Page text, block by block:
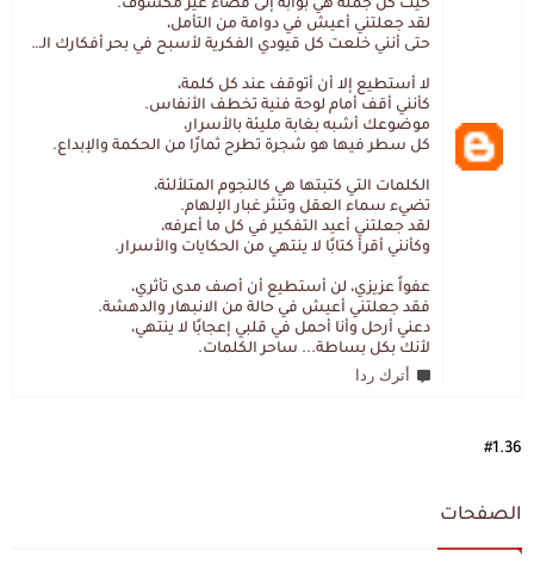
حيث كل جملة هي بوابة إلى فضاء غير مكشوف.
لقد جعلتني أعيش في دوامة من التأمل،
حتى أنني خلعت كل قيودي الفكرية لأسبح في بحر أفكارك العميق.
لا أستطيع إلا أن أتوقف عند كل كلمة،
كأنني أقف أمام لوحة فنية تخطف الأنفاس.
موضوعك أشبه بغابة مليئة بالأسرار،
كل سطر فيها هو شجرة تطرح ثمارًا من الحكمة والإبداع.
الكلمات التي كتبتها هي كالنجوم المتلألئة،
تضيء سماء العقل وتنثر غبار الإلهام.
لقد جعلتني أعيد التفكير في كل ما أعرفه،
وكأنني أقرأ كتابًا لا ينتهي من الحكايات والأسرار.
عفواً عزيزي، لن أستطيع أن أصف مدى تأثري،
فقد جعلتني أعيش في حالة من الانبهار والدهشة.
دعني أرحل وأنا أحمل في قلبي إعجابًا لا ينتهي،
لأنك بكل بساطة... ساحر الكلمات.
أترك ردا
#1.36
الصفحات